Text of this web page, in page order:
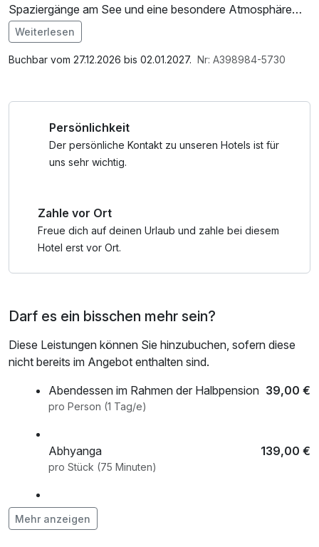
Spaziergänge am See und eine besondere Atmosphäre
zum Jahresausklang. Höhepunkt Ihres Aufenthalts ist ein
festliches Galaabendessen mit anschließender
Silvesterfeier, bei der Sie das alte Jahr genussvoll
Im Angebot enthalten
1 Flasche Mineralwasser, Saunabenutzung, Saunatuch,
kostenfreier Kaffee/Tee im Zimmer, kostenfreie Nutzung
öffentl. Nahverkehr, ganztägige Nutzung Wellnessbereich
nach check out, Badetasche mit Bademantel und -tücher
Weiterlesen
Buchbar vom 27.12.2026 bis 02.01.2027. Nr: A398984-5730
Persönlichkeit
Der persönliche Kontakt zu unseren Hotels ist für
uns sehr wichtig.
Zahle vor Ort
Freue dich auf deinen Urlaub und zahle bei diesem
Hotel erst vor Ort.
Darf es ein bisschen mehr sein?
Diese Leistungen können Sie hinzubuchen, sofern diese
nicht bereits im Angebot enthalten sind.
Abendessen im Rahmen der Halbpension 39,00 €
pro Person (1 Tag/e)
Abhyanga 139,00 €
pro Stück (75 Minuten)
Anti Aging Behandlung
Mehr anzeigen